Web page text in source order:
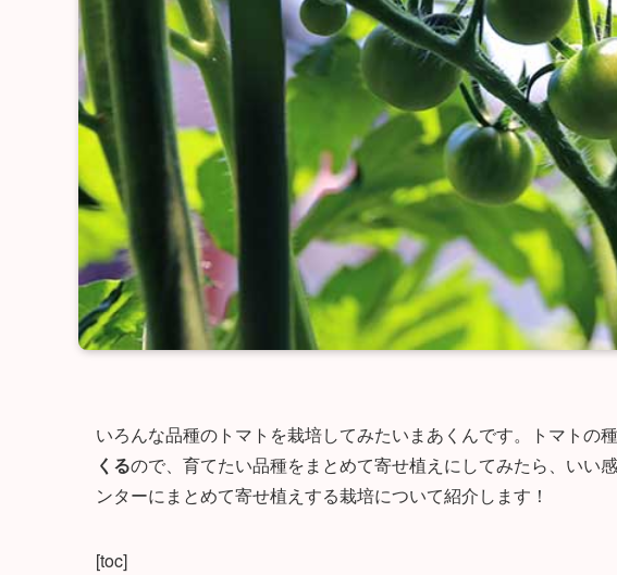
いろんな品種のトマトを栽培してみたいまあくんです。トマトの種
くるので、育てたい品種をまとめて寄せ植えにしてみたら、いい
ンターにまとめて寄せ植えする栽培について紹介します！
[toc]